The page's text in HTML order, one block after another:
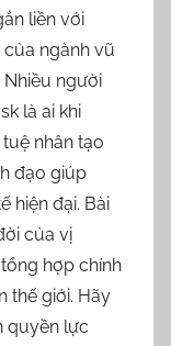
liền với
của ngành vũ
Nhiều người
là ai khi
nhân tạo
đạo giúp
hiện đại. Bài
của vị
hợp chính
thế giới. Hãy
quyền lực